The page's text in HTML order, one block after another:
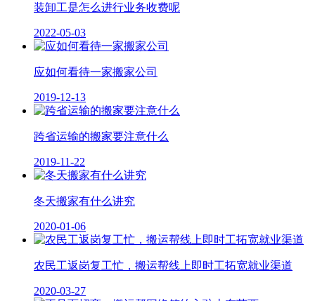
装卸工是怎么进行业务收费呢
2022-05-03
应如何看待一家搬家公司
2019-12-13
跨省运输的搬家要注意什么
2019-11-22
冬天搬家有什么讲究
2020-01-06
农民工返岗复工忙，搬运帮线上即时工拓宽就业渠道
2020-03-27